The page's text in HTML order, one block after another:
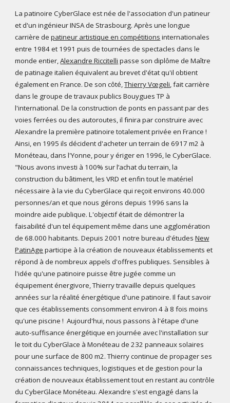
La patinoire CyberGlace est née de l'association d'un patineur
et d'un ingénieur INSA de Strasbourg. Après une longue
carrière depatineur artistique en compétitions internationales
entre 1984 et 1991 puis de tournées de spectacles dans le
monde entier,Alexandre Riccitelli passe son diplôme de Maître
de patinage italien équivalent au brevet d'état qu'il obtient
également en France. De son côté,Thierry Vœgeli, fait carrière
dans le groupe de travaux publics Bouygues TP à
l'international. De la construction de ponts en passant par des
voies ferrées ou des autoroutes, il finira par construire avec
Alexandre la première patinoire totalement privée en France !
Ainsi, en 1995 ils décident d'acheter un terrain de 6917 m2 à
Monéteau, dans l'Yonne, pour y ériger en 1996, le CyberGlace.
"Nous avons investi à 100% sur l’achat du terrain, la
construction du bâtiment, les VRD et enfin tout le matériel
nécessaire à la vie du CyberGlace qui reçoit environs 40.000
personnes/an et que nous gérons depuis 1996 sans la
moindre aide publique. L'objectif était de démontrer la
faisabilité d'un tel équipement même dans une agglomération
de 68.000 habitants. Depuis 2001 notrebureau d'étudesNew
PatinAge participe à la création de nouveaux établissements et
répond à de nombreux appels d'offres publiques. Sensibles à
l'idée qu'une patinoire puisse être jugée comme un
équipement énergivore, Thierry travaille depuis quelques
années sur la réalité énergétique d'une patinoire. Il faut savoir
que ces établissements consomment environ 4 à 8 fois moins
qu'une piscine ! Aujourd'hui, nous passons à l'étape d'une
auto-suffisance énergétique en journée avec l'installation sur
le toit du CyberGlace à Monéteau de 232 panneaux solaires
pour une surface de 800 m2. Thierry continue de propager ses
connaissances techniques, logistiques et de gestion pour la
création de nouveaux établissement tout en restant au contrôle
du CyberGlace Monéteau. Alexandre s'est engagé dans la